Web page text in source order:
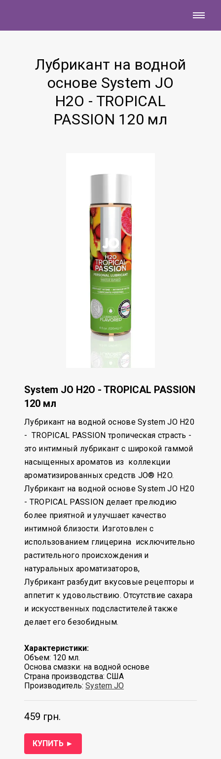
Лубрикант на водной
основе System JO
H2O - TROPICAL
PASSION 120 мл
System JO H2O - TROPICAL PASSION
120 мл
Лубрикант на водной основе System JO H20
- TROPICAL PASSION тропическая страсть -
это интимный лубрикант с широкой гаммой
насыщенных ароматов из коллекции
ароматизированных средств JO® H2O.
Лубрикант на водной основе System JO H20
- TROPICAL PASSION делает прелюдию
более приятной и улучшает качество
интимной близости. Изготовлен с
использованием глицерина исключительно
растительного происхождения и
натуральных ароматизаторов,
Лубрикант разбудит вкусовые рецепторы и
аппетит к удовольствию. Отсутствие сахара
и искусственных подсластителей также
делает его безобидным.
Характеристики:
Объем: 120 мл.
Основа смазки: на водной основе
Страна производства: США
Производитель: System JO
КУПИТЬ ►
459 грн.